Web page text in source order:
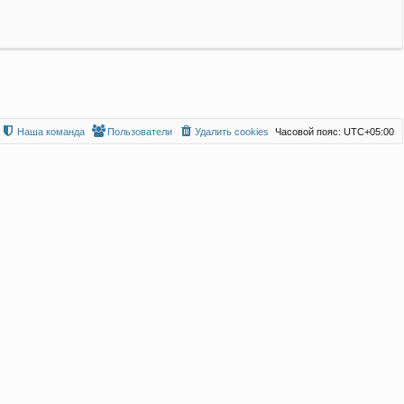
Часовой пояс: UTC+05:00
Удалить cookies
Пользователи
Наша команда